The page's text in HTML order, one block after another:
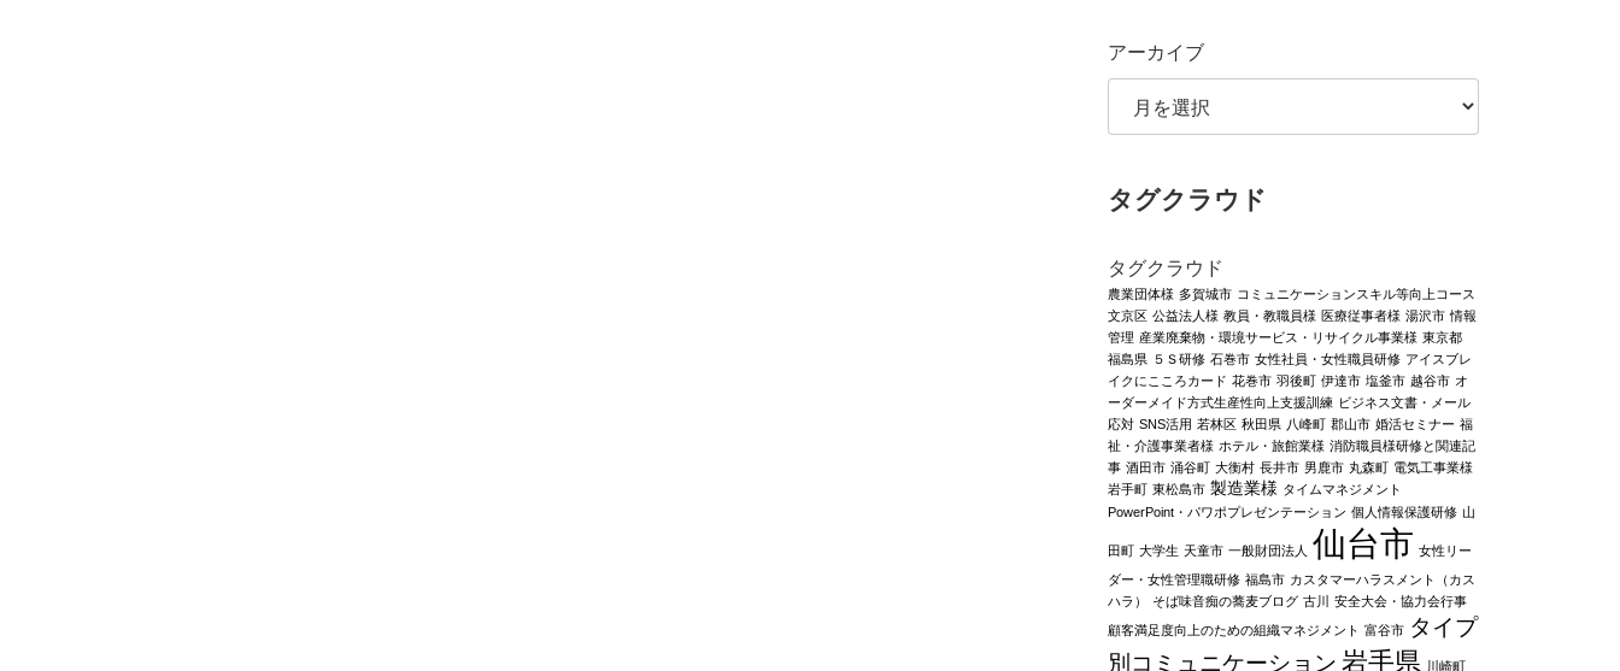
アーカイブ
タグクラウド
タグクラウド
農業団体様 多賀城市 コミュニケーションスキル等向上コース
文京区 公益法人様 教員・教職員様 医療従事者様 湯沢市 情報
管理 産業廃棄物・環境サービス・リサイクル事業様 東京都
福島県 ５Ｓ研修 石巻市 女性社員・女性職員研修 アイスブレ
イクにこころカード 花巻市 羽後町 伊達市 塩釜市 越谷市 オ
ーダーメイド方式生産性向上支援訓練 ビジネス文書・メール
応対 SNS活用 若林区 秋田県 八峰町 郡山市 婚活セミナー 福
祉・介護事業者様 ホテル・旅館業様 消防職員様研修と関連記
事 酒田市 涌谷町 大衡村 長井市 男鹿市 丸森町 電気工事業様
岩手町 東松島市 製造業様 タイムマネジメント
PowerPoint・パワポプレゼンテーション 個人情報保護研修 山
田町 大学生 天童市 一般財団法人 仙台市 女性リー
ダー・女性管理職研修 福島市 カスタマーハラスメント（カス
ハラ）
そば味音痴の蕎麦ブログ 古川
安全大会・協力会行事
顧客満足度向上のための組織マネジメント 富谷市 タイプ
別コミュニケーション 岩手県 川崎町